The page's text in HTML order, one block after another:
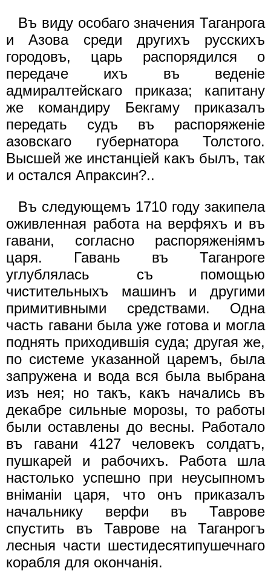
Въ виду особаго значения Таганрога
и Азова среди другихъ русскихъ
городовъ, царь распорядился о
передаче ихъ въ веденiе
адмиралтейскаго приказа; капитану
же командиру Бекгаму приказалъ
передать судъ въ распоряженiе
азовскаго губернатора Толстого.
Высшей же инстанцiей какъ былъ, так
и остался Апраксин?..
Въ следующемъ 1710 году закипела
оживленная работа на верфяхъ и въ
гавани, согласно распоряженiямъ
царя. Гавань въ Таганроге
углублялась съ помощью
чистительныхъ машинъ и другими
примитивными средствами. Одна
часть гавани была уже готова и могла
поднять приходившiя суда; другая же,
по системе указанной царемъ, была
запружена и вода вся была выбрана
изъ нея; но такъ, какъ начались въ
декабре сильные морозы, то работы
были оставлены до весны. Работало
въ гавани 4127 человекъ солдатъ,
пушкарей и рабочихъ. Работа шла
настолько успешно при неусыпномъ
внiманiи царя, что онъ приказалъ
начальнику верфи въ Таврове
спустить въ Таврове на Таганрогъ
лесныя части шестидесятипушечнаго
корабля для окончанiя.